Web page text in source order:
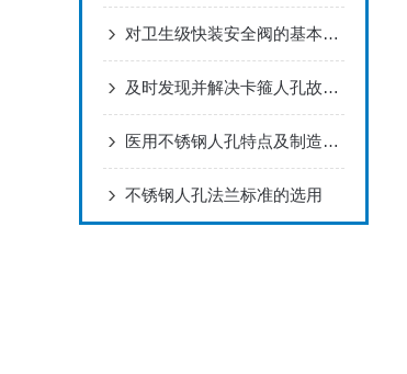
对卫生级快装安全阀的基本技术要求
及时发现并解决卡箍人孔故障才能保障工作安全
医用不锈钢人孔特点及制造要点
不锈钢人孔法兰标准的选用